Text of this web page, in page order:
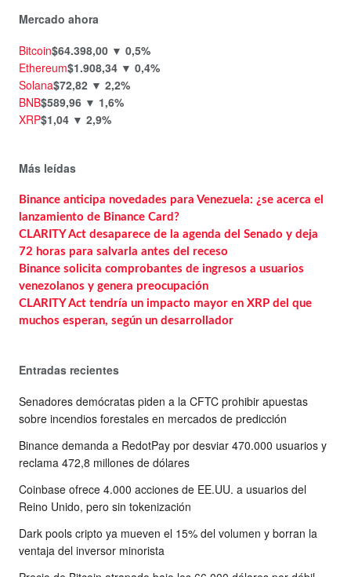
Mercado ahora
Bitcoin$64.398,00 ▼ 0,5%
Ethereum$1.908,34 ▼ 0,4%
Solana$72,82 ▼ 2,2%
BNB$589,96 ▼ 1,6%
XRP$1,04 ▼ 2,9%
Más leídas
Binance anticipa novedades para Venezuela: ¿se acerca el
lanzamiento de Binance Card?
CLARITY Act desaparece de la agenda del Senado y deja
72 horas para salvarla antes del receso
Binance solicita comprobantes de ingresos a usuarios
venezolanos y genera preocupación
CLARITY Act tendría un impacto mayor en XRP del que
muchos esperan, según un desarrollador
Entradas recientes
Senadores demócratas piden a la CFTC prohibir apuestas
sobre incendios forestales en mercados de predicción
Binance demanda a RedotPay por desviar 470.000 usuarios y
reclama 472,8 millones de dólares
Coinbase ofrece 4.000 acciones de EE.UU. a usuarios del
Reino Unido, pero sin tokenización
Dark pools cripto ya mueven el 15% del volumen y borran la
ventaja del inversor minorista